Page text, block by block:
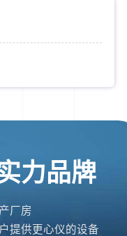
力品牌
厂房
提供更心仪的设备